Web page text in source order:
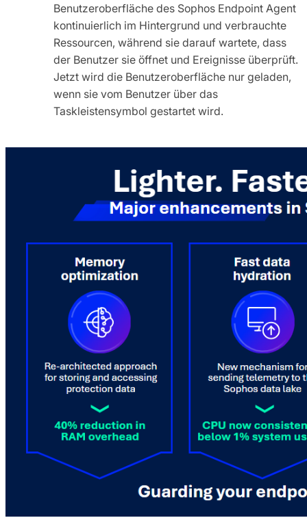
Benutzeroberfläche des Sophos Endpoint Agent
kontinuierlich im Hintergrund und verbrauchte
Ressourcen, während sie darauf wartete, dass
der Benutzer sie öffnet und Ereignisse überprüft.
Jetzt wird die Benutzeroberfläche nur geladen,
wenn sie vom Benutzer über das
Taskleistensymbol gestartet wird.